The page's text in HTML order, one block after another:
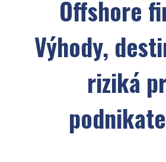
Offshore
Výhody,
riziká